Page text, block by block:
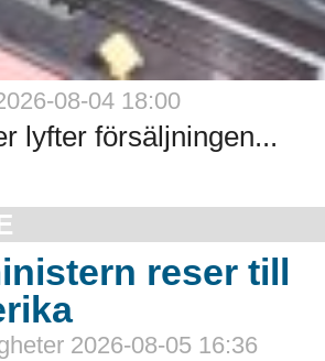
08-04 18:00
lyfter försäljningen...
reser till
2026-08-05 16:36